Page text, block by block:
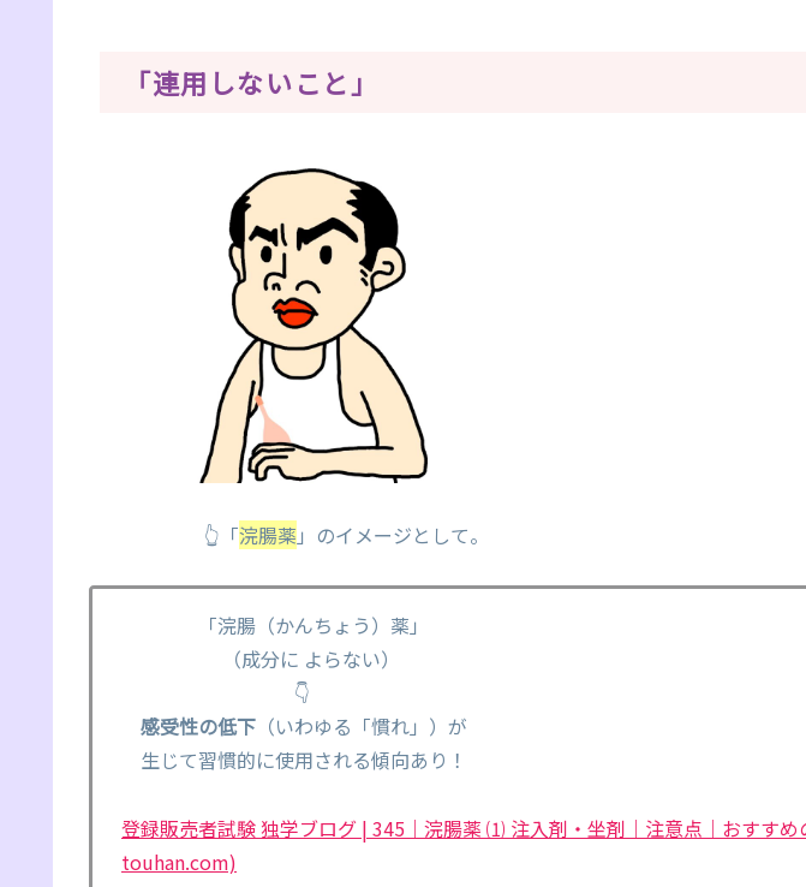
「連用しないこと」
👆「浣腸薬 」のイメージとして。
「浣腸（かんちょう）薬」
（成分に よらない）
👇
感受性の低下 （いわゆる「慣れ」）が
生じて習慣的に使用される傾向あり！
登録販売者試験 独学ブログ | 345｜浣腸薬 ⑴ 注入剤・坐剤｜注意点｜おすす
touhan.com)